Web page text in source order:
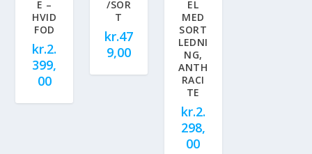
E –
HVID
FOD
kr.2.
399,
00
/SOR
T
kr.47
9,00
EL
MED
SORT
LEDNI
NG,
ANTH
RACI
TE
kr.2.
298,
00